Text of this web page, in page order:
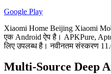
Google Play
Xiaomi Home Beijing Xiaomi
एक Android ऐप है। APKPure,
लिए उपलब्ध है। नवीनतम संस्करण
Multi-Source Deep